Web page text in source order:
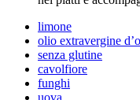
limone
olio extravergine
senza glutine
cavolfiore
funghi
uova